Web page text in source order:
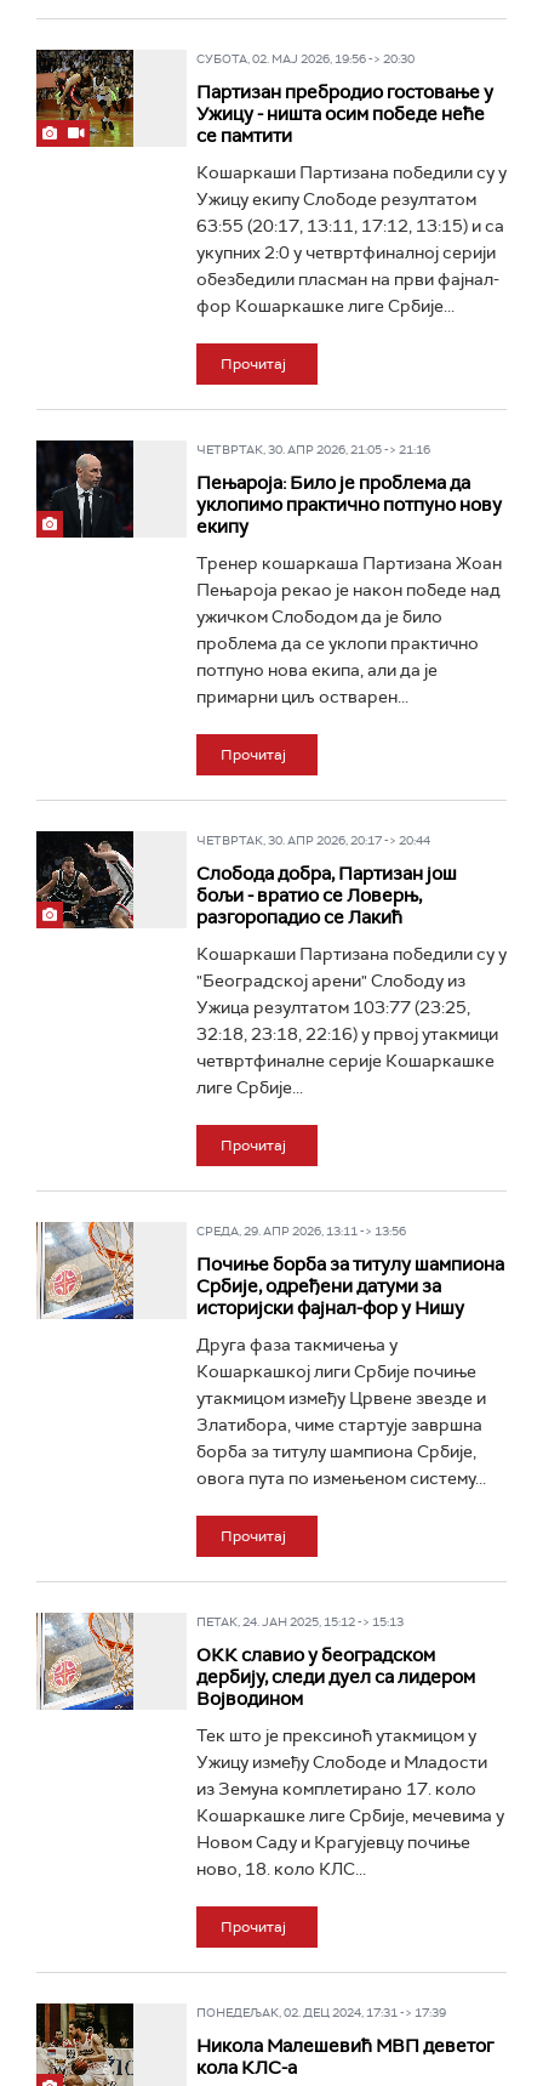
СУБОТА, 02. МАЈ 2026, 19:56 -> 20:30
Партизан пребродио гостовање у
Ужицу - ништа осим победе неће
се памтити
Кошаркаши Партизана победили су у
Ужицу екипу Слободе резултатом
63:55 (20:17, 13:11, 17:12, 13:15) и са
укупних 2:0 у четвртфиналној серији
обезбедили пласман на први фајнал-
фор Кошаркашке лиге Србије...
Прочитај
ЧЕТВРТАК, 30. АПР 2026, 21:05 -> 21:16
Пењароја: Било је проблема да
уклопимо практично потпуно нову
екипу
Тренер кошаркаша Партизана Жоан
Пењароја рекао је након победе над
ужичком Слободом да је било
проблема да се уклопи практично
потпуно нова екипа, али да је
примарни циљ остварен...
Прочитај
ЧЕТВРТАК, 30. АПР 2026, 20:17 -> 20:44
Слобода добра, Партизан још
бољи - вратио се Ловерњ,
разгоропадио се Лакић
Кошаркаши Партизана победили су у
"Београдској арени" Слободу из
Ужица резултатом 103:77 (23:25,
32:18, 23:18, 22:16) у првој утакмици
четвртфиналне серије Кошаркашке
лиге Србије...
Прочитај
СРЕДА, 29. АПР 2026, 13:11 -> 13:56
Почиње борба за титулу шампиона
Србије, одређени датуми за
историјски фајнал-фор у Нишу
Друга фаза такмичења у
Кошаркашкој лиги Србије почиње
утакмицом између Црвене звезде и
Златибора, чиме стартује завршна
борба за титулу шампиона Србије,
овога пута по измењеном систему...
Прочитај
ПЕТАК, 24. ЈАН 2025, 15:12 -> 15:13
ОКК славио у београдском
дербију, следи дуел са лидером
Војводином
Тек што је прексиноћ утакмицом у
Ужицу између Слободе и Младости
из Земуна комплетирано 17. коло
Кошаркашке лиге Србије, мечевима у
Новом Саду и Крагујевцу почиње
ново, 18. коло КЛС...
Прочитај
ПОНЕДЕЉАК, 02. ДЕЦ 2024, 17:31 -> 17:39
Никола Малешевић МВП деветог
кола КЛС-а